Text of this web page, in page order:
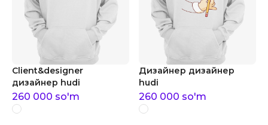
Client&designer
дизайнер hudi
260 000 so'm
Дизайнер дизайнер
hudi
260 000 so'm